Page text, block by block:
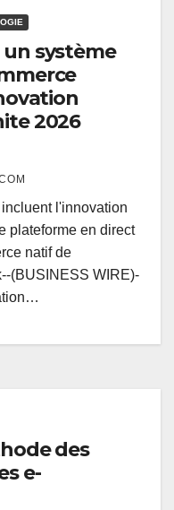
système
2026
l'innovation
plateforme en direct
natif de
(BUSINESS WIRE)-
des
e-